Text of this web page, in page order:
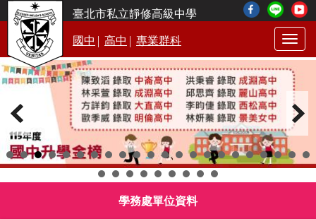
臺北市私立靜修高級中學
國中 | 高中 | 專業群科
學務處單位資料